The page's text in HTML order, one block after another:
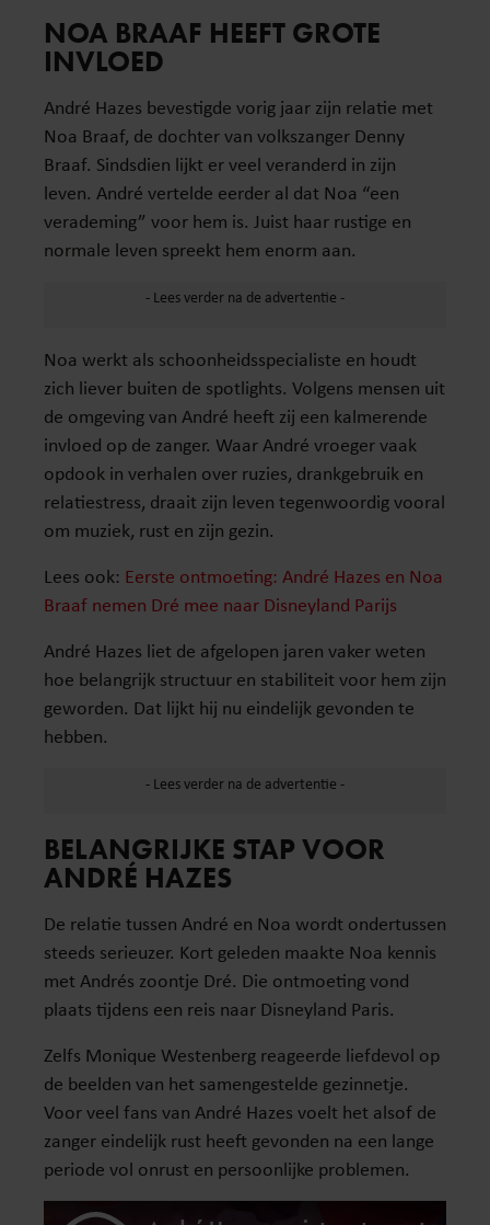
NOA BRAAF HEEFT GROTE
INVLOED
André Hazes bevestigde vorig jaar zijn relatie met
Noa Braaf, de dochter van volkszanger Denny
Braaf. Sindsdien lijkt er veel veranderd in zijn
leven. André vertelde eerder al dat Noa “een
verademing” voor hem is. Juist haar rustige en
normale leven spreekt hem enorm aan.
Noa werkt als schoonheidsspecialiste en houdt
zich liever buiten de spotlights. Volgens mensen uit
de omgeving van André heeft zij een kalmerende
invloed op de zanger. Waar André vroeger vaak
opdook in verhalen over ruzies, drankgebruik en
relatiestress, draait zijn leven tegenwoordig vooral
om muziek, rust en zijn gezin.
Lees ook: Eerste ontmoeting: André Hazes en Noa
Braaf nemen Dré mee naar Disneyland Parijs
André Hazes liet de afgelopen jaren vaker weten
hoe belangrijk structuur en stabiliteit voor hem zijn
geworden. Dat lijkt hij nu eindelijk gevonden te
hebben.
BELANGRIJKE STAP VOOR
ANDRÉ HAZES
De relatie tussen André en Noa wordt ondertussen
steeds serieuzer. Kort geleden maakte Noa kennis
met Andrés zoontje Dré. Die ontmoeting vond
plaats tijdens een reis naar Disneyland Paris.
Zelfs Monique Westenberg reageerde liefdevol op
de beelden van het samengestelde gezinnetje.
Voor veel fans van André Hazes voelt het alsof de
zanger eindelijk rust heeft gevonden na een lange
periode vol onrust en persoonlijke problemen.